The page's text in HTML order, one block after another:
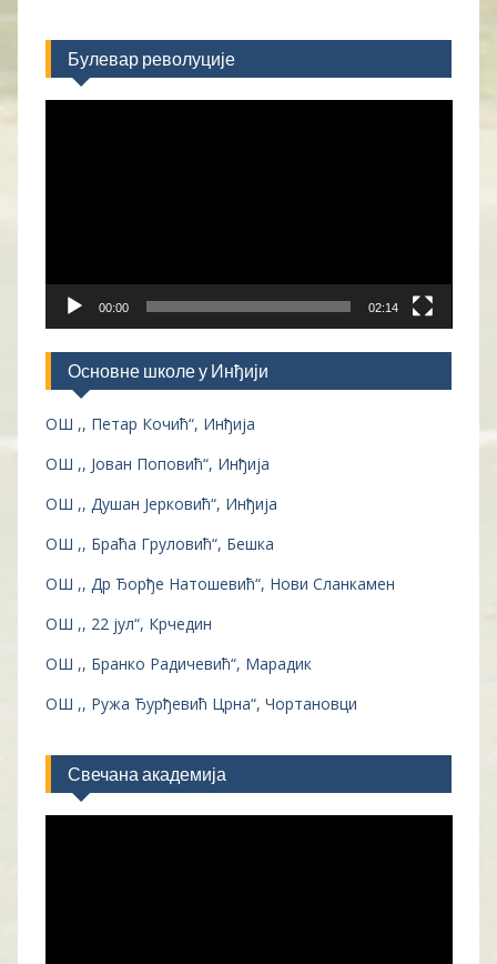
Булевар револуције
00:00 02:14
Основне школе у Инђији
ОШ ,, Петар Кочић“, Инђија
ОШ ,, Јован Поповић“, Инђија
ОШ ,, Душан Јерковић“, Инђија
ОШ ,, Браћа Груловић“, Бешка
ОШ ,, Др Ђорђе Натошевић“, Нови Сланкамен
ОШ ,, 22 јул“, Крчедин
ОШ ,, Бранко Радичевић“, Марадик
ОШ ,, Ружа Ђурђевић Црна“, Чортановци
Свечана академија